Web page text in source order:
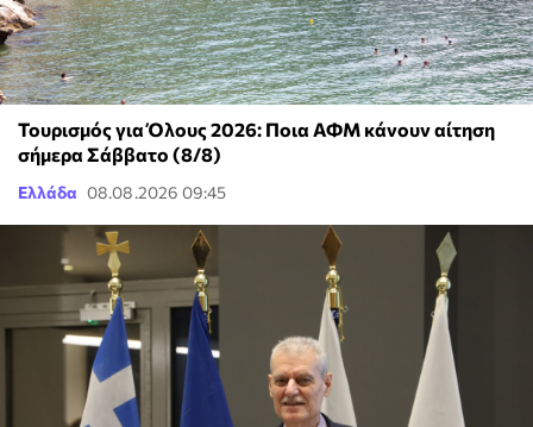
Τουρισμός για Όλους 2026: Ποια ΑΦΜ κάνουν αίτηση
σήμερα Σάββατο (8/8)
Ελλάδα 08.08.2026 09:45